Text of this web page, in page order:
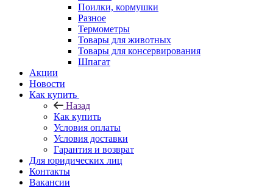
Поилки, кормушки
Разное
Термометры
Товары для животных
Товары для консервирования
Шпагат
Акции
Новости
Как купить
Назад
Как купить
Условия оплаты
Условия доставки
Гарантия и возврат
Для юридических лиц
Контакты
Вакансии